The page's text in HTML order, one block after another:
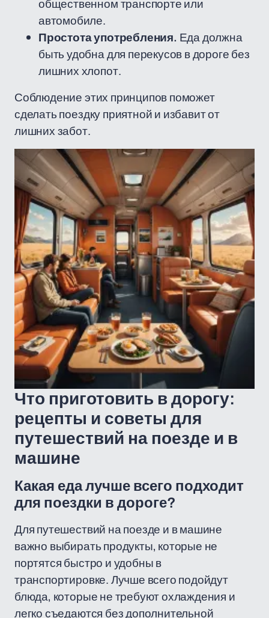
общественном транспорте или
автомобиле.
Простота употребления. Еда должна
быть удобна для перекусов в дороге без
лишних хлопот.
Соблюдение этих принципов поможет
сделать поездку приятной и избавит от
лишних забот.
Что приготовить в дорогу:
рецепты и советы для
путешествий на поезде и в
машине
Какая еда лучше всего подходит
для поездки в дороге?
Для путешествий на поезде и в машине
важно выбирать продукты, которые не
портятся быстро и удобны в
транспортировке. Лучше всего подойдут
блюда, которые не требуют охлаждения и
легко съедаются без дополнительной